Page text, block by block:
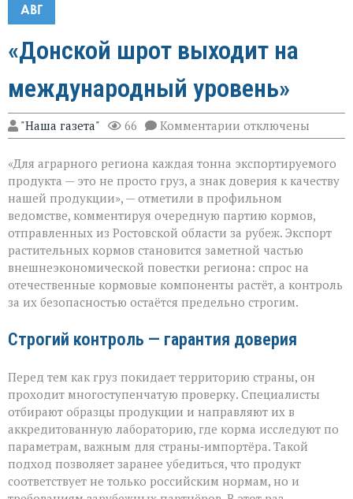
АВГ
«Донской шрот выходит на
международный уровень»
"Наша газета" 66 Комментарии к
записи
шрот
выходит
международный
уровень»
отключены
«Для аграрного региона каждая тонна экспортируемого
продукта — это не просто груз, а знак доверия к качеству
нашей продукции», — отметили в профильном
ведомстве, комментируя очередную партию кормов,
отправленных из Ростовской области за рубеж. Экспорт
растительных кормов становится заметной частью
внешнеэкономической повестки региона: спрос на
отечественные кормовые компоненты растёт, а контроль
за их безопасностью остаётся предельно строгим.
Строгий контроль — гарантия доверия
Перед тем как груз покидает территорию страны, он
проходит многоступенчатую проверку. Специалисты
отбирают образцы продукции и направляют их в
аккредитованную лабораторию, где корма исследуют по
параметрам, важным для страны‑импортёра. Такой
подход позволяет заранее убедиться, что продукт
соответствует не только российским нормам, но и